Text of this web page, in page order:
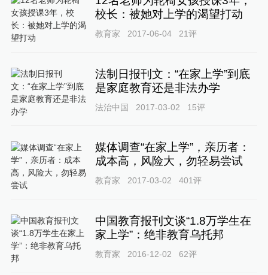
校长：被她对上学的渴望打动
教育家 2017-06-04 21评
法制日报刊文：“在家上学”到底
是家庭教育还是非法办学
法治中国 2017-03-02 15评
媒体调查“在家上学”，亲历者：
成本高，风险大，勿轻易尝试
教育家 2017-03-02 401评
中国教育报刊文谈“1.8万学生在
家上学”：绝非教育乌托邦
教育家 2016-12-02 62评